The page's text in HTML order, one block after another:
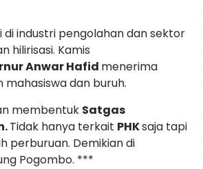
di industri pengolahan dan sektor
hilirisasi. Kamis
Anwar Hafid menerima
mahasiswa dan buruh.
membentuk Satgas
Tidak hanya terkait PHKsaja tapi
perburuan. Demikian di
Pogombo. ***